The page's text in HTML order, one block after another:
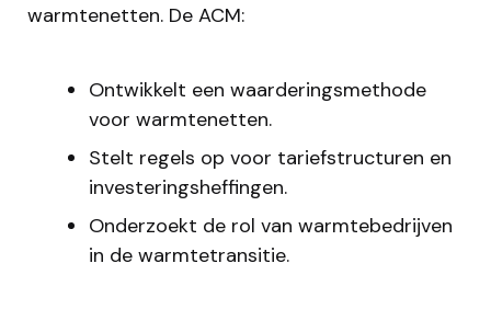
warmtenetten. De ACM:
Ontwikkelt een waarderingsmethode
voor warmtenetten.
Stelt regels op voor tariefstructuren en
investeringsheffingen.
Onderzoekt de rol van warmtebedrijven
in de warmtetransitie.